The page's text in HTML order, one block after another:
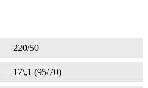
220/50
17\,1 (95/70)